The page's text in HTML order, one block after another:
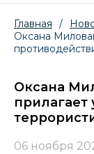
Главная /
Оксана
Оксана
06 ноября